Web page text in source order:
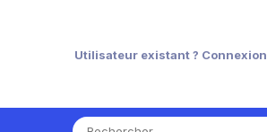
Utilisateur existant ? Connexion